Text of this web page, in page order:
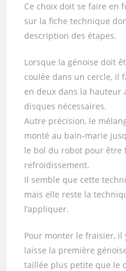
Ce choix doit se faire en
sur la fiche technique
description des étapes.
Lorsque la génoise doit
coulée dans un cercle, il
en deux dans la hauteur
disques nécessaires.
Autre précision, le
monté au bain-marie
le bol du robot pour être
refroidissement.
Il semble que cette
mais elle reste la
l’appliquer.
Pour monter le fraisier, il
laisse la première
taillée plus petite que le